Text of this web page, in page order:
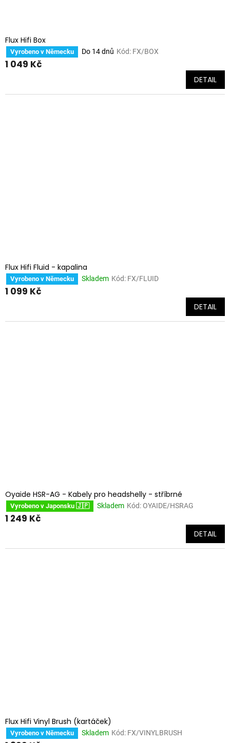
Flux Hifi Box
Vyrobeno v Německu Do 14 dnů Kód: FX/BOX
1 049 Kč
DETAIL
Flux Hifi Fluid - kapalina
Vyrobeno v Německu Skladem Kód: FX/FLUID
1 099 Kč
DETAIL
Oyaide HSR-AG - Kabely pro headshelly - stříbrné
Vyrobeno v Japonsku 🇯🇵 Skladem Kód: OYAIDE/HSRAG
1 249 Kč
DETAIL
Flux Hifi Vinyl Brush (kartáček)
Vyrobeno v Německu Skladem Kód: FX/VINYLBRUSH